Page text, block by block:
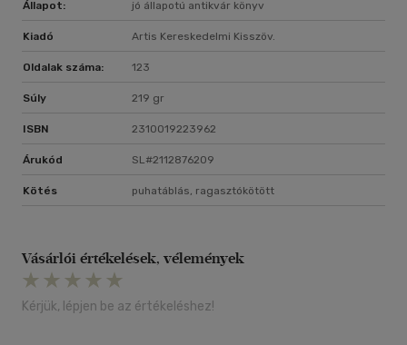
Állapot: jó állapotú antikvár könyv
Kiadó Artis Kereskedelmi Kisszöv.
Oldalak száma: 123
Súly 219 gr
ISBN 2310019223962
Árukód SL#2112876209
Kötés puhatáblás, ragasztókötött
Vásárlói értékelések, vélemények
Kérjük, lépjen be az értékeléshez!